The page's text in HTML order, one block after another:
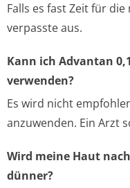
Falls es fast Zeit für
verpasste aus.
Kann ich Advantan
verwenden?
Es wird nicht
anzuwenden. Ein Arzt
Wird meine Haut
dünner?